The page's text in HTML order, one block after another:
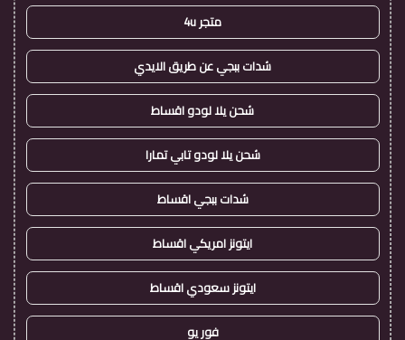
متجر 4u
شدات ببجي عن طريق الايدي
شحن يلا لودو اقساط
شحن يلا لودو تابي تمارا
شدات ببجي اقساط
ايتونز امريكي اقساط
ايتونز سعودي اقساط
فور يو